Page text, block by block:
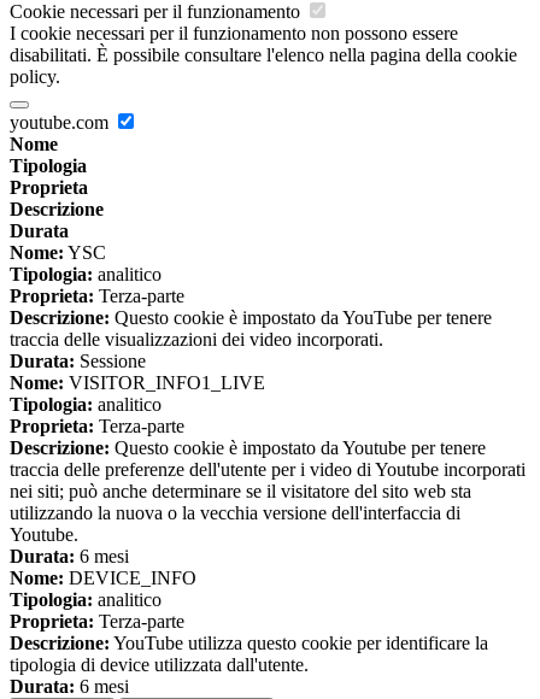
Cookie necessari per il funzionamento
I cookie necessari per il funzionamento non possono essere
disabilitati. È possibile consultare l'elenco nella pagina della cookie
policy.
youtube.com
Nome
Tipologia
Proprieta
Descrizione
Durata
Nome: YSC
Tipologia: analitico
Proprieta: Terza-parte
Descrizione: Questo cookie è impostato da YouTube per tenere
traccia delle visualizzazioni dei video incorporati.
Durata: Sessione
Nome: VISITOR_INFO1_LIVE
Tipologia: analitico
Proprieta: Terza-parte
Descrizione: Questo cookie è impostato da Youtube per tenere
traccia delle preferenze dell'utente per i video di Youtube incorporati
nei siti; può anche determinare se il visitatore del sito web sta
utilizzando la nuova o la vecchia versione dell'interfaccia di
Youtube.
Durata: 6 mesi
Nome: DEVICE_INFO
Tipologia: analitico
Proprieta: Terza-parte
Descrizione: YouTube utilizza questo cookie per identificare la
tipologia di device utilizzata dall'utente.
Durata: 6 mesi